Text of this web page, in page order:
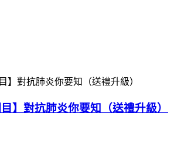
】對抗肺炎你要知（送禮升級）